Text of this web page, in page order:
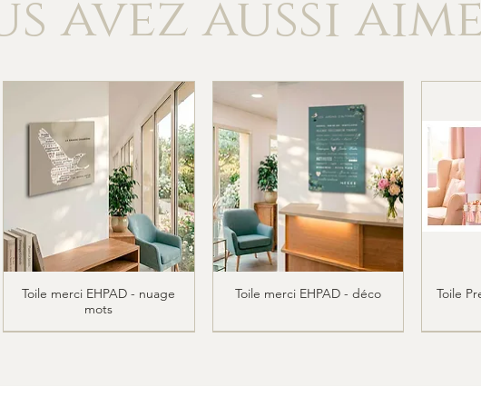
avez aussi
Aperçu rapide
Toile merci EHPAD - nuage
mots
Aperçu rapide
Toile merci EHPAD - déco
Toile